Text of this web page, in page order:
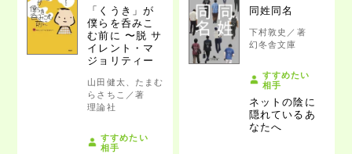
「くうき」が
僕らを呑みこ
む前に 〜脱 サ
イレント・マ
ジョリティー
山田健太、たまむ
らさちこ／著
理論社
すすめたい
相手
同姓同名
下村敦史／著
幻冬舎文庫
すすめたい
相手
ネットの陰に
隠れているあ
なたへ